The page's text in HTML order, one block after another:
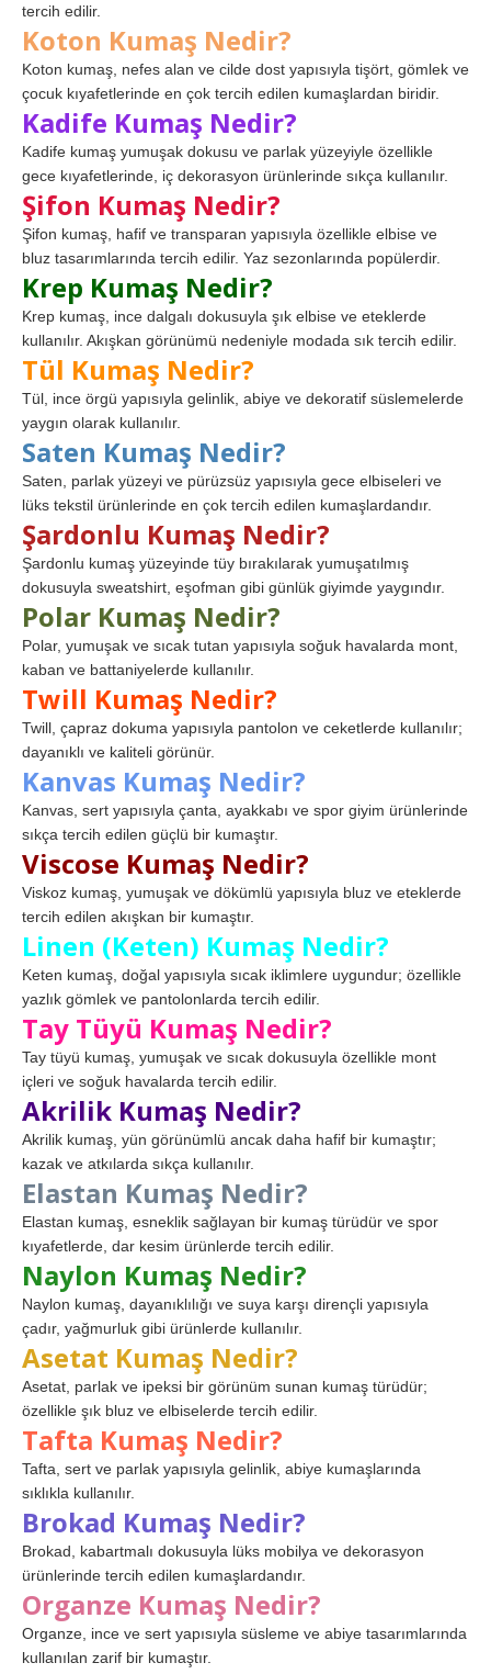
tercih edilir.
Koton Kumaş Nedir?
Koton kumaş, nefes alan ve cilde dost yapısıyla tişört, gömlek ve
çocuk kıyafetlerinde en çok tercih edilen kumaşlardan biridir.
Kadife Kumaş Nedir?
Kadife kumaş yumuşak dokusu ve parlak yüzeyiyle özellikle
gece kıyafetlerinde, iç dekorasyon ürünlerinde sıkça kullanılır.
Şifon Kumaş Nedir?
Şifon kumaş, hafif ve transparan yapısıyla özellikle elbise ve
bluz tasarımlarında tercih edilir. Yaz sezonlarında popülerdir.
Krep Kumaş Nedir?
Krep kumaş, ince dalgalı dokusuyla şık elbise ve eteklerde
kullanılır. Akışkan görünümü nedeniyle modada sık tercih edilir.
Tül Kumaş Nedir?
Tül, ince örgü yapısıyla gelinlik, abiye ve dekoratif süslemelerde
yaygın olarak kullanılır.
Saten Kumaş Nedir?
Saten, parlak yüzeyi ve pürüzsüz yapısıyla gece elbiseleri ve
lüks tekstil ürünlerinde en çok tercih edilen kumaşlardandır.
Şardonlu Kumaş Nedir?
Şardonlu kumaş yüzeyinde tüy bırakılarak yumuşatılmış
dokusuyla sweatshirt, eşofman gibi günlük giyimde yaygındır.
Polar Kumaş Nedir?
Polar, yumuşak ve sıcak tutan yapısıyla soğuk havalarda mont,
kaban ve battaniyelerde kullanılır.
Twill Kumaş Nedir?
Twill, çapraz dokuma yapısıyla pantolon ve ceketlerde kullanılır;
dayanıklı ve kaliteli görünür.
Kanvas Kumaş Nedir?
Kanvas, sert yapısıyla çanta, ayakkabı ve spor giyim ürünlerinde
sıkça tercih edilen güçlü bir kumaştır.
Viscose Kumaş Nedir?
Viskoz kumaş, yumuşak ve dökümlü yapısıyla bluz ve eteklerde
tercih edilen akışkan bir kumaştır.
Linen (Keten) Kumaş Nedir?
Keten kumaş, doğal yapısıyla sıcak iklimlere uygundur; özellikle
yazlık gömlek ve pantolonlarda tercih edilir.
Tay Tüyü Kumaş Nedir?
Tay tüyü kumaş, yumuşak ve sıcak dokusuyla özellikle mont
içleri ve soğuk havalarda tercih edilir.
Akrilik Kumaş Nedir?
Akrilik kumaş, yün görünümlü ancak daha hafif bir kumaştır;
kazak ve atkılarda sıkça kullanılır.
Elastan Kumaş Nedir?
Elastan kumaş, esneklik sağlayan bir kumaş türüdür ve spor
kıyafetlerde, dar kesim ürünlerde tercih edilir.
Naylon Kumaş Nedir?
Naylon kumaş, dayanıklılığı ve suya karşı dirençli yapısıyla
çadır, yağmurluk gibi ürünlerde kullanılır.
Asetat Kumaş Nedir?
Asetat, parlak ve ipeksi bir görünüm sunan kumaş türüdür;
özellikle şık bluz ve elbiselerde tercih edilir.
Tafta Kumaş Nedir?
Tafta, sert ve parlak yapısıyla gelinlik, abiye kumaşlarında
sıklıkla kullanılır.
Brokad Kumaş Nedir?
Brokad, kabartmalı dokusuyla lüks mobilya ve dekorasyon
ürünlerinde tercih edilen kumaşlardandır.
Organze Kumaş Nedir?
Organze, ince ve sert yapısıyla süsleme ve abiye tasarımlarında
kullanılan zarif bir kumaştır.